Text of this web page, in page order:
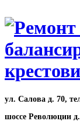
ул. Салова д. 70,
шоссе Революции